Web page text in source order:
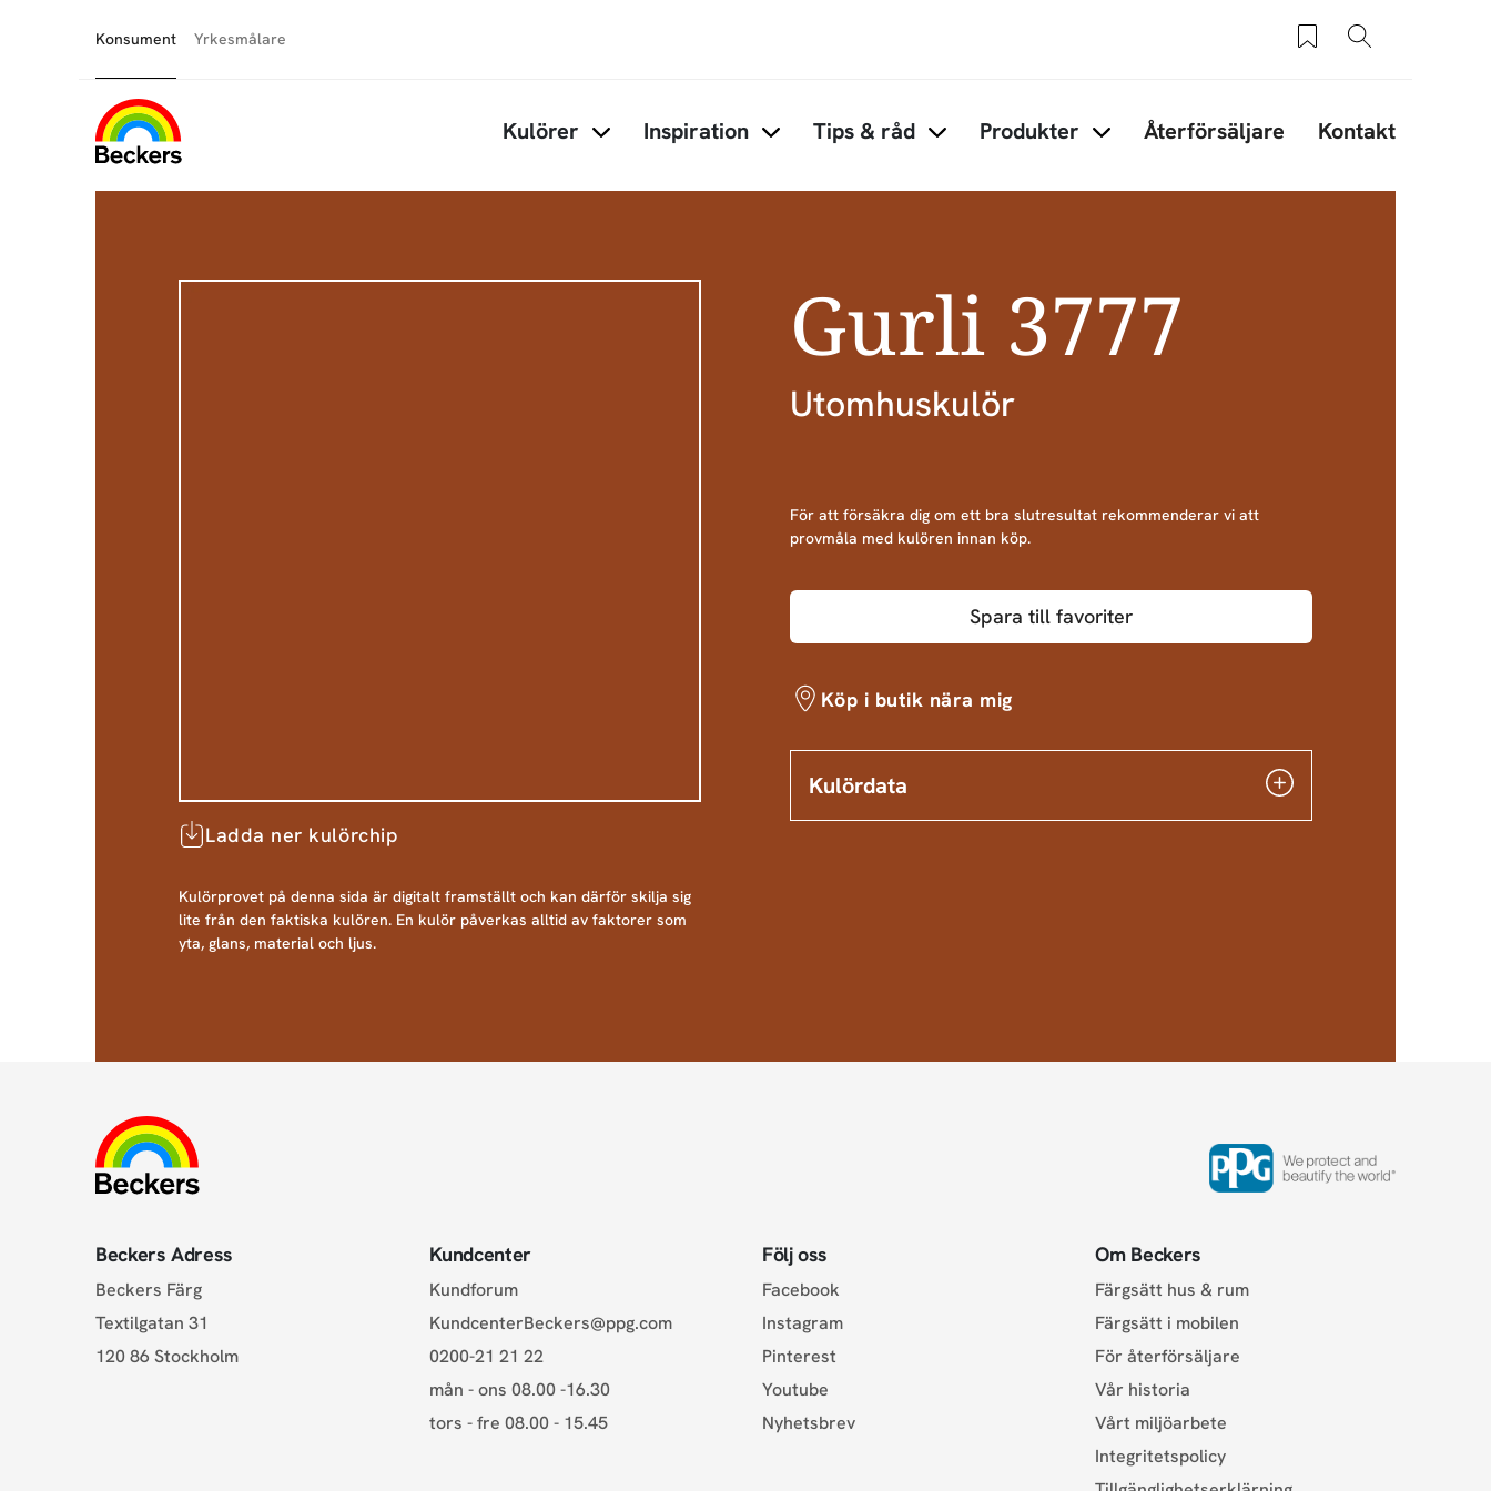
Konsument Yrkesmålare Sparade produkter
Sök
Kulörer Inspiration Tips & råd Produkter Återförsäljare Kontakt
Gurli 3777
Utomhuskulör
Ladda ner kulörchip
Kulörprovet på denna sida är digitalt framställt och kan därför skilja sig
lite från den faktiska kulören. En kulör påverkas alltid av faktorer som
yta, glans, material och ljus.
För att försäkra dig om ett bra slutresultat rekommenderar vi att
provmåla med kulören innan köp.
Spara till favoriter
Köp i butik nära mig
Kulördata
Beckers Adress
Beckers Färg
Textilgatan 31
120 86 Stockholm
Kundcenter
Kundforum
KundcenterBeckers@ppg.com
0200-21 21 22
mån - ons 08.00 -16.30
tors - fre 08.00 - 15.45
Följ oss
Facebook
Instagram
Pinterest
Youtube
Nyhetsbrev
Om Beckers
Färgsätt hus & rum
Färgsätt i mobilen
För återförsäljare
Vår historia
Vårt miljöarbete
Integritetspolicy